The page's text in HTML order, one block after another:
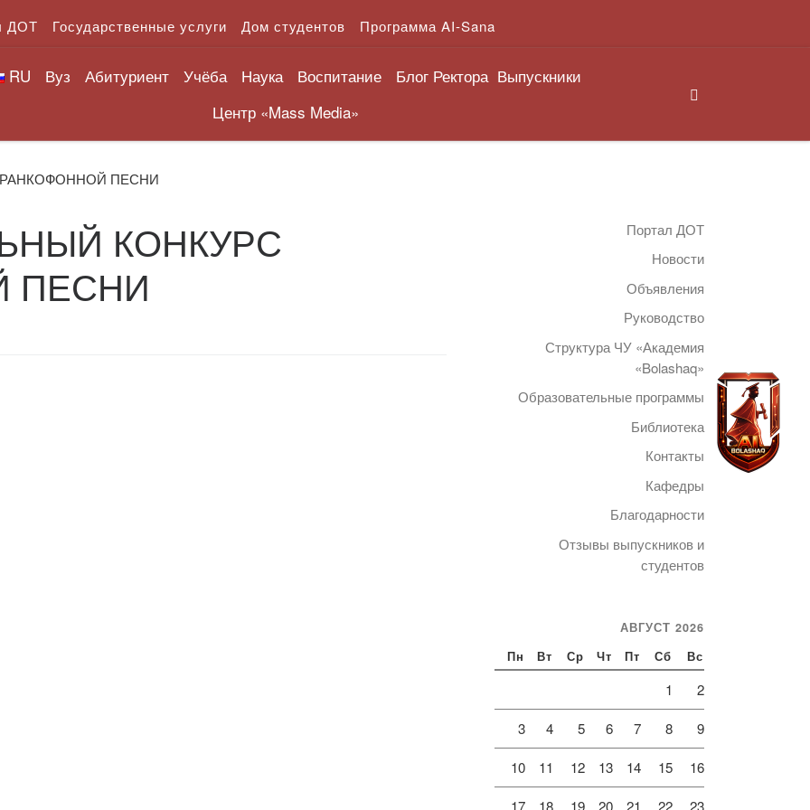
ДОТ Государственные услуги Дом студентов Программа AI-Sana
RU Вуз Абитуриент Учёба Наука Воспитание Блог Ректора Выпускники
Центр «Mass Media»
ПЕСНИ
КОНКУРС
ПЕСНИ
Портал ДОТ
Новости
Объявления
Руководство
Структура ЧУ «Академия
«Bolashaq»
Образовательные программы
Библиотека
Контакты
Кафедры
Благодарности
Отзывы выпускников и
студентов
АВГУСТ 2026
Пн Вт Ср Чт Пт Сб Вс
1 2
3 4 5 6 7 8 9
10 11 12 13 14 15 16
17 18 19 20 21 22 23